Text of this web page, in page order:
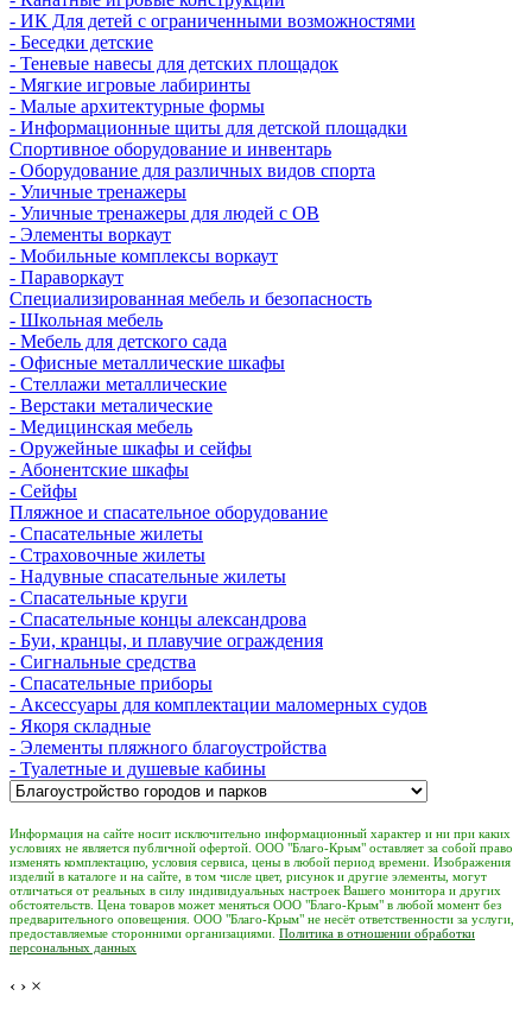
- ИК Для детей с ограниченными возможностями
- Беседки детские
- Теневые навесы для детских площадок
- Мягкие игровые лабиринты
- Малые архитектурные формы
- Информационные щиты для детской площадки
Спортивное оборудование и инвентарь
- Оборудование для различных видов спорта
- Уличные тренажеры
- Уличные тренажеры для людей с ОВ
- Элементы воркаут
- Мобильные комплексы воркаут
- Параворкаут
Cпециализированная мебель и безопасность
- Школьная мебель
- Мебель для детского сада
- Офисные металлические шкафы
- Стеллажи металлические
- Верстаки металические
- Медицинская мебель
- Оружейные шкафы и сейфы
- Абонентские шкафы
- Сейфы
Пляжное и спасательное оборудование
- Спасательные жилеты
- Страховочные жилеты
- Надувные спасательные жилеты
- Спасательные круги
- Спасательные концы александрова
- Буи, кранцы, и плавучие ограждения
- Сигнальные средства
- Спасательные приборы
- Аксессуары для комплектации маломерных судов
- Якоря складные
- Элементы пляжного благоустройства
- Туалетные и душевые кабины
Информация на сайте носит исключительно информационный характер и ни при каких
условиях не является публичной офертой. ООО "Благо-Крым" оставляет за собой право
изменять комплектацию, условия сервиса, цены в любой период времени. Изображения
изделий в каталоге и на сайте, в том числе цвет, рисунок и другие элементы, могут
отличаться от реальных в силу индивидуальных настроек Вашего монитора и других
обстоятельств. Цена товаров может меняться ООО "Благо-Крым" в любой момент без
предварительного оповещения. ООО "Благо-Крым" не несёт ответственности за услуги,
предоставляемые сторонними организациями. Политика в отношении обработки
персональных данных
‹ › ×